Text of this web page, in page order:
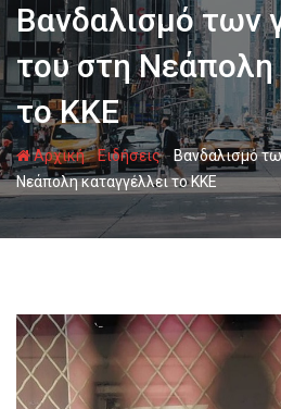
Βανδαλισμό των
του στη Νεάπολη
το ΚΚΕ
Αρχική-Ειδήσεις- Βανδαλισμό
Νεάπολη καταγγέλλει το ΚΚΕ